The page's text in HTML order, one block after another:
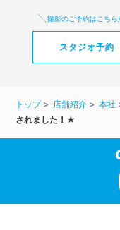
撮影のご予約はこちら
スタジオ予約
トップ 店舗紹介 本社
されました！★